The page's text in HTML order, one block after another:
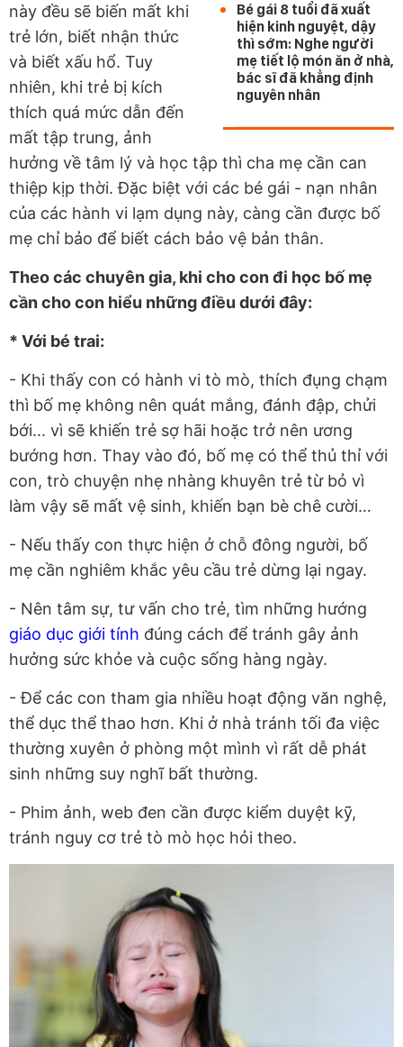
Bé gái 8 tuổi đã xuất
hiện kinh nguyệt, dậy
thì sớm: Nghe người
mẹ tiết lộ món ăn ở nhà,
bác sĩ đã khẳng định
nguyên nhân
này đều sẽ biến mất khi
trẻ lớn, biết nhận thức
và biết xấu hổ. Tuy
nhiên, khi trẻ bị kích
thích quá mức dẫn đến
mất tập trung, ảnh
hưởng về tâm lý và học tập thì cha mẹ cần can
thiệp kịp thời. Đặc biệt với các bé gái - nạn nhân
của các hành vi lạm dụng này, càng cần được bố
mẹ chỉ bảo để biết cách bảo vệ bản thân.
Theo các chuyên gia, khi cho con đi học bố mẹ
cần cho con hiểu những điều dưới đây:
* Với bé trai:
- Khi thấy con có hành vi tò mò, thích đụng chạm
thì bố mẹ không nên quát mắng, đánh đập, chửi
bới... vì sẽ khiến trẻ sợ hãi hoặc trở nên ương
bướng hơn. Thay vào đó, bố mẹ có thể thủ thỉ với
con, trò chuyện nhẹ nhàng khuyên trẻ từ bỏ vì
làm vậy sẽ mất vệ sinh, khiến bạn bè chê cười…
- Nếu thấy con thực hiện ở chỗ đông người, bố
mẹ cần nghiêm khắc yêu cầu trẻ dừng lại ngay.
- Nên tâm sự, tư vấn cho trẻ, tìm những hướng
giáo dục giới tính đúng cách để tránh gây ảnh
hưởng sức khỏe và cuộc sống hàng ngày.
- Để các con tham gia nhiều hoạt động văn nghệ,
thể dục thể thao hơn. Khi ở nhà tránh tối đa việc
thường xuyên ở phòng một mình vì rất dễ phát
sinh những suy nghĩ bất thường.
- Phim ảnh, web đen cần được kiểm duyệt kỹ,
tránh nguy cơ trẻ tò mò học hỏi theo.